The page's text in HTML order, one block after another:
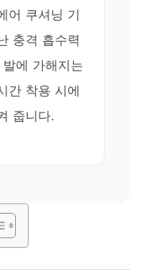
어 쿠셔닝 기
충격 흡수력
에 가해지는
간 착용 시에
줍니다.